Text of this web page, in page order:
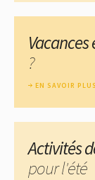
?
EN SAVOIR PLUS
Activités
pour l'été